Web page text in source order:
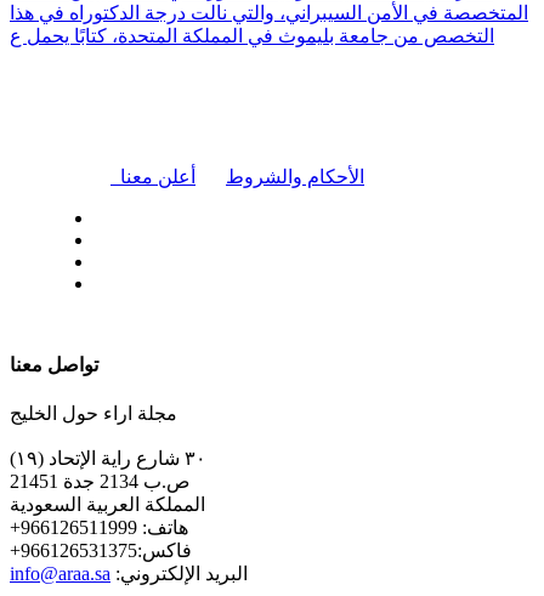
المتخصصة في الأمن السيبراني، والتي نالت درجة الدكتوراه في هذا
التخصص من جامعة بليموث في المملكة المتحدة، كتابًا يحمل ع
أعلن معنا الأحكام والشروط
تواصل معنا
مجلة اراء حول الخليج
٣٠ شارع راية الإتحاد (١٩)
ص.ب 2134 جدة 21451
المملكة العربية السعودية
+هاتف: 966126511999
+فاكس:966126531375
info@araa.sa :البريد الإلكتروني